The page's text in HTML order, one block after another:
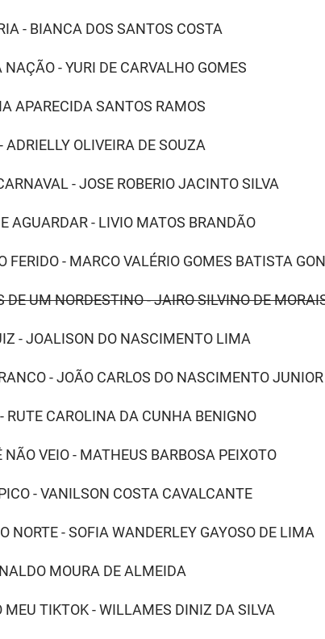
- BIANCA DOS SANTOS COSTA
- YURI DE CARVALHO GOMES
APARECIDA SANTOS RAMOS
ADRIELLY OLIVEIRA DE SOUZA
- JOSE ROBERIO JACINTO SILVA
AGUARDAR - LIVIO MATOS BRANDÃO
FERIDO - MARCO VALÉRIO GOMES BATISTA
DE UM NORDESTINO - JAIRO SILVINO DE
- JOALISON DO NASCIMENTO LIMA
- JOÃO CARLOS DO NASCIMENTO JUNIOR
RUTE CAROLINA DA CUNHA BENIGNO
VEIO - MATHEUS BARBOSA PEIXOTO
- VANILSON COSTA CAVALCANTE
NORTE - SOFIA WANDERLEY GAYOSO DE LIMA
MOURA DE ALMEIDA
MEU TIKTOK - WILLAMES DINIZ DA SILVA